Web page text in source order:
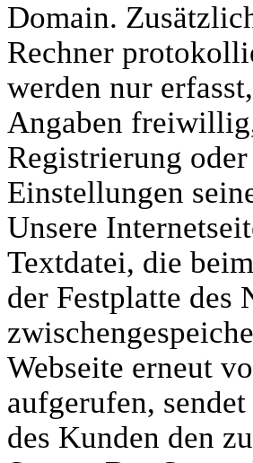
Domain.
Rechner
werden nur
Angaben
Registrierung
Einstellungen
Unsere
Textdatei, die
der Festplatte des
Webseite erneut
aufgerufen,
des Kunden den